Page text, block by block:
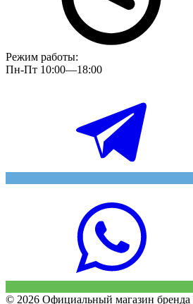
Режим работы:
Пн-Пт 10:00—18:00
© 2026 Официальный магазин бренда